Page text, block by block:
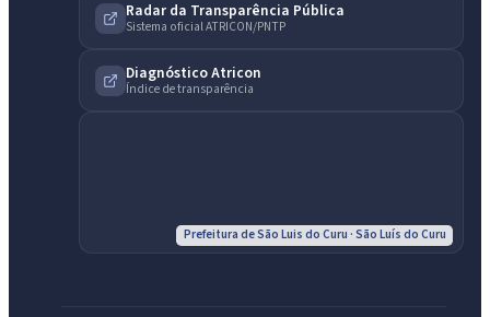
Radar da Transparência Pública
Sistema oficial ATRICON/PNTP
Diagnóstico Atricon
Índice de transparência
Prefeitura de São Luis do Curu · São Luís do Curu